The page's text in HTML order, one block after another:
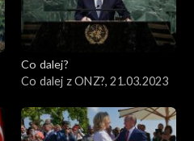
Co dalej?
Co dalej z ONZ?, 21.03.2023